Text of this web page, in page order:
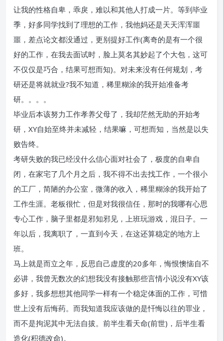
让我的性格自卑，乖戾，难以和其他人打成一片。等到毕业
季，好多同学找到了理想的工作，我他妈还是天天浑浑噩
噩，差点论文都没通过，更别提好工作(离奇的是有一个很
好的工作，在我去面试时，脸上莫名其妙起了个大包，这可
不仅仅是巧合，结果可想而知)。对未来没有任何规划，考
研还是将就就业?我不知道，稀里糊涂的我开始准备考
研。。。。
毕业后本该努力工作孝养父母了，我却茫然无助的开始考
研，XY自始至终并未减轻，结果嘛，可想而知，当然是以失
败告终。
考研失败的我已经没什么信心面对社会了，极度的自卑自
闭，在家宅了几个月之后，我不得不出去找工作，一个很小
的工厂，简陋的办公室，微薄的收入，稀里糊涂的我开始了
工作生涯。老板很忙，但是对我很信任，那时的我哪有心思
专心工作，脑子里都是邪知邪见，上班玩游戏，混日子。一
年以后，我离职了，一直到今天，在这还算稳定的地方上
班。
马上就是而立之年，反思自己虚度的20多年，悔恨懊恼自不
必讲，我曾无数次的幻想我没有接触那些言情小说没有XY该
多好，我多想想其他同学一样有一个稳定体面的工作，可惜
世上没有后悔药。而我知道我应该做的是忏悔以往的罪业，
而不是拘泥其中无法自拔。前半生看天命(前世)，后半生看
造化(积德改命)。